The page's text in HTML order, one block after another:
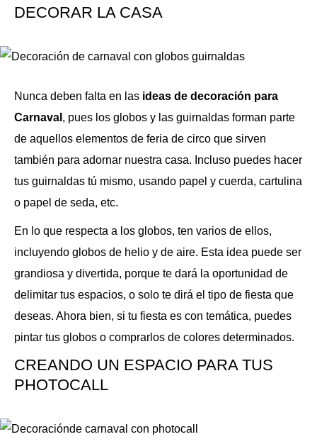
DECORAR LA CASA
Nunca deben falta en las ideas de decoración para
Carnaval , pues los globos y las guirnaldas forman parte
de aquellos elementos de feria de circo que sirven
también para adornar nuestra casa. Incluso puedes hacer
tus guirnaldas tú mismo, usando papel y cuerda, cartulina
o papel de seda, etc.
En lo que respecta a los globos, ten varios de ellos,
incluyendo globos de helio y de aire. Esta idea puede ser
grandiosa y divertida, porque te dará la oportunidad de
delimitar tus espacios, o solo te dirá el tipo de fiesta que
deseas. Ahora bien, si tu fiesta es con temática, puedes
pintar tus globos o comprarlos de colores determinados.
CREANDO UN ESPACIO PARA TUS
PHOTOCALL